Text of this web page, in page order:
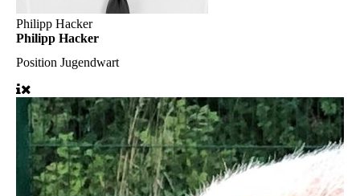
Philipp Hacker
Philipp Hacker
Position Jugendwart